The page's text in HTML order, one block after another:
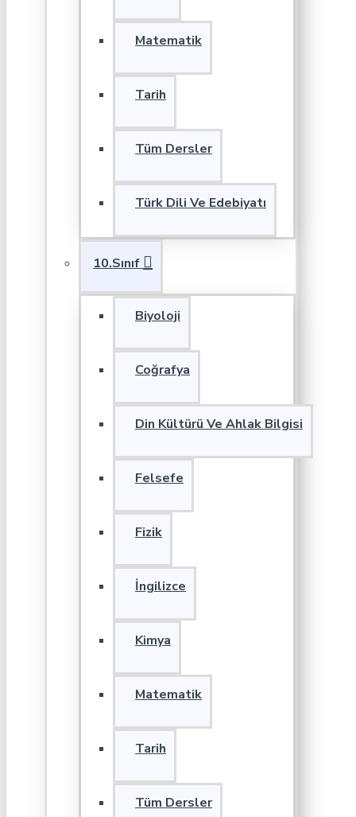
Matematik
Tarih
Tüm Dersler
Türk Dili Ve Edebiyatı
10.Sınıf
Biyoloji
Coğrafya
Din Kültürü Ve Ahlak Bilgisi
Felsefe
Fizik
İngilizce
Kimya
Matematik
Tarih
Tüm Dersler